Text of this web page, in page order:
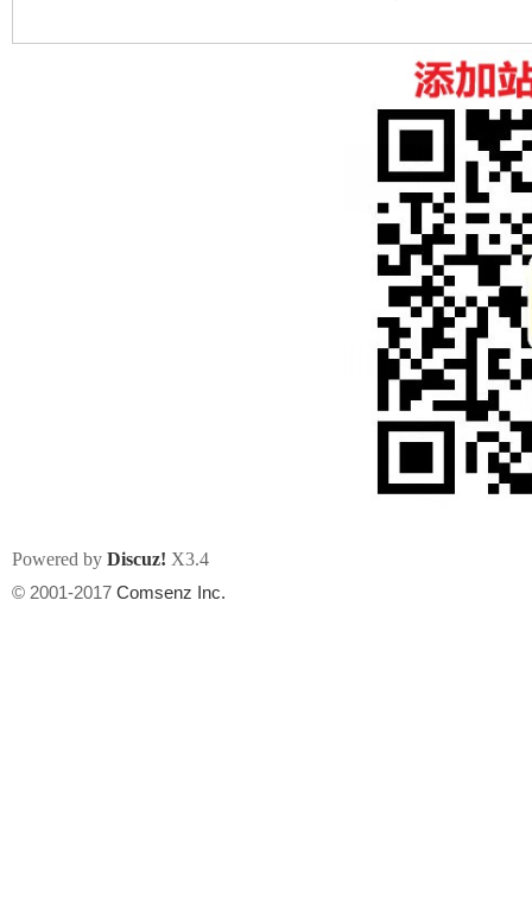
州
Powered by Discuz! X3.4
© 2001-2017 Comsenz Inc.